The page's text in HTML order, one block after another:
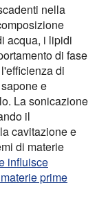
nella
acqua, i lipidi
di fase
di
e
La sonicazione
il
cavitazione e
di materie
influisce
prime